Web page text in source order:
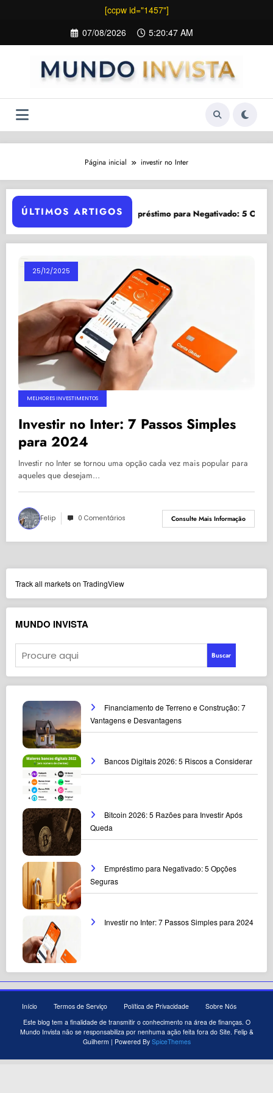
[ccpw id="1457"]
o
07/08/2026 5:20:47 AM
Página inicial investir no Inter
ÚLTIMOS ARTIGOS
Após Queda Empréstimo para Negativado: 5 Opções
25/12/2025
MELHORES INVESTIMENTOS
Investir no Inter: 7 Passos Simples
para 2024
Investir no Inter se tornou uma opção cada vez mais popular para
aqueles que desejam…
Felip 0 Comentários Consulte Mais Informação
Track all markets on TradingView
MUNDO INVISTA
Buscar
Financiamento de Terreno e Construção: 7
Vantagens e Desvantagens
Bancos Digitais 2026: 5 Riscos a Considerar
Bitcoin 2026: 5 Razões para Investir Após
Queda
Empréstimo para Negativado: 5 Opções
Seguras
Investir no Inter: 7 Passos Simples para 2024
Início Termos de Serviço Política de Privacidade
Sobre Nós
Este blog tem a finalidade de transmitir o conhecimento na área de finanças. O
Mundo Invista não se responsabiliza por nenhuma ação feita fora do Site. Felip &
Guilherm | Powered By SpiceThemes